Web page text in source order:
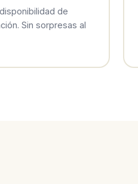
de
Sin sorpresas al